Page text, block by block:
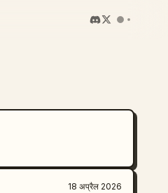
18 अप्रैल 2026